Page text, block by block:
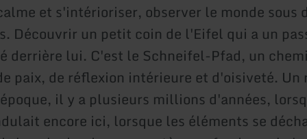
et s'intérioriser, observer le monde sous
Découvrir un petit coin de l'Eifel qui a un
derrière lui. C'est le Schneifel-Pfad, un
paix, de réflexion intérieure et d'oisiveté. Un
il y a plusieurs millions d'années,
encore ici, lorsque les éléments se